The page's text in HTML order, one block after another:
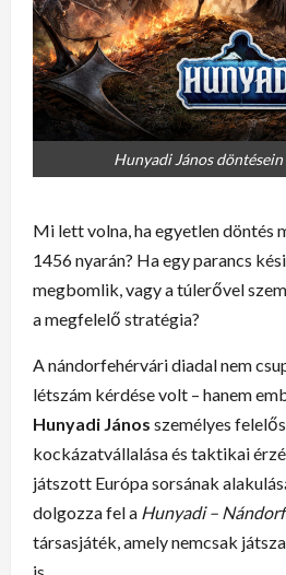
Hunyadi János
Mi lett volna, ha egyetlen döntés
1456 nyarán? Ha egy parancs
megbomlik, vagy a túlerővel
a megfelelő stratégia?
A nándorfehérvári diadal nem
létszám kérdése volt – hanem
Hunyadi János személyes
kockázatvállalása és taktikai
játszott Európa sorsának
dolgozza fel a Hunyadi –
társasjáték, amely nemcsak
is.